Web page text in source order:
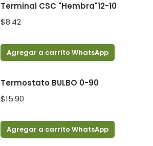
Terminal CSC "Hembra"12-10
$8.42
Agregar a carrito WhatsApp
Termostato BULBO 0-90
$15.90
Agregar a carrito WhatsApp